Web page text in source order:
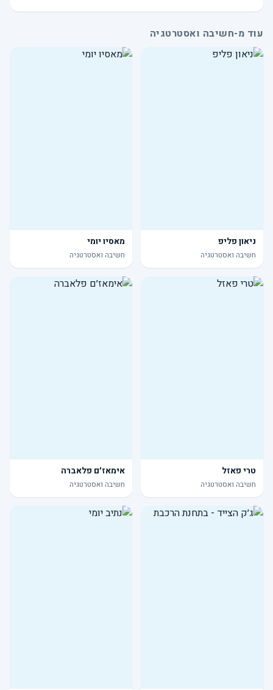
עוד מ-חשיבה ואסטרטגיה
ניאון פליפ
חשיבה ואסטרטגיה
מאסיו יומי
חשיבה ואסטרטגיה
טרי פאזל
חשיבה ואסטרטגיה
אימאז׳ם פלאברה
חשיבה ואסטרטגיה